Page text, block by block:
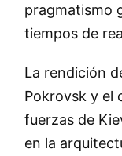
pragmatismo
tiempos de
La rendición
Pokrovsk y el
fuerzas de
en la